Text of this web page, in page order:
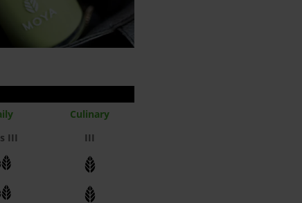
Culinary
III III